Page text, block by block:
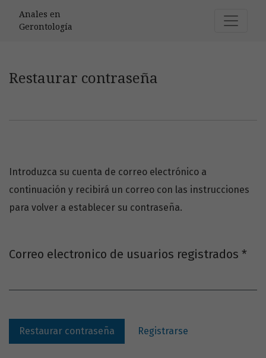
Anales en
Gerontología
Restaurar contraseña
Introduzca su cuenta de correo electrónico a
continuación y recibirá un correo con las instrucciones
para volver a establecer su contraseña.
Correo electronico de usuarios registrados *
Restaurar contraseña Registrarse